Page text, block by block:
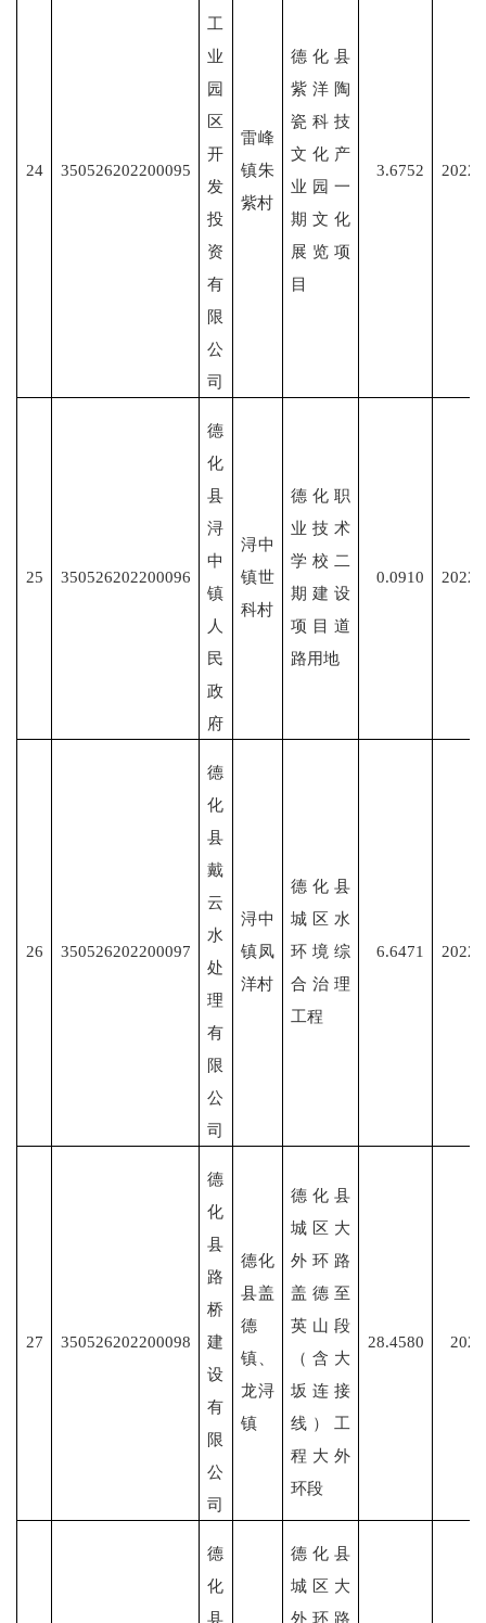
24 350526202200095
工
业
园
区
开
发
投
资
有
限
公
司
雷峰
镇朱
紫村
德化县
紫洋陶
瓷科技
文化产
业园一
期文化
展览项
目
3.6752 2022/
25 350526202200096
德
化
县
浔
中
镇
人
民
政
府
浔中
镇世
科村
德化职
业技术
学校二
期建设
项目道
路用地
0.0910 2022/
26 350526202200097
德
化
县
戴
云
水
处
理
有
限
公
司
浔中
镇凤
洋村
德化县
城区水
环境综
合治理
工程
6.6471 2022/
27 350526202200098
德
化
县
路
桥
建
设
有
限
公
司
德化
县盖
德
镇、
龙浔
镇
德化县
城区大
外环路
盖德至
英山段
（含大
坂连接
线）工
程大外
环段
28.4580
德
化
县
德化县
城区大
外环路